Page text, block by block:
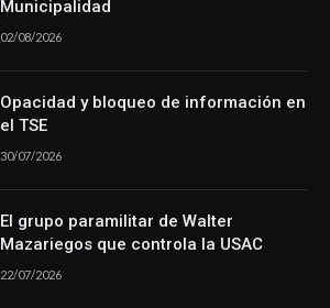
Municipalidad
02/08/2026
Opacidad y bloqueo de información en
el TSE
30/07/2026
El grupo paramilitar de Walter
Mazariegos que controla la USAC
22/07/2026